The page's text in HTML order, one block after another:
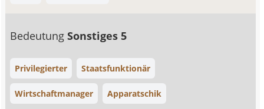
BedeutungSonstiges 5
Privilegierter Staatsfunktionär
Wirtschaftmanager Apparatschik